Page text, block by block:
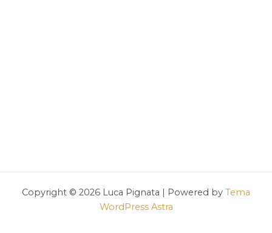
Copyright © 2026 Luca Pignata | Powered by Tema
WordPress Astra